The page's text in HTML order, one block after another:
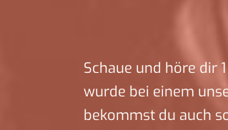
Schaue und höre dir
wurde bei einem
bekommst du auch